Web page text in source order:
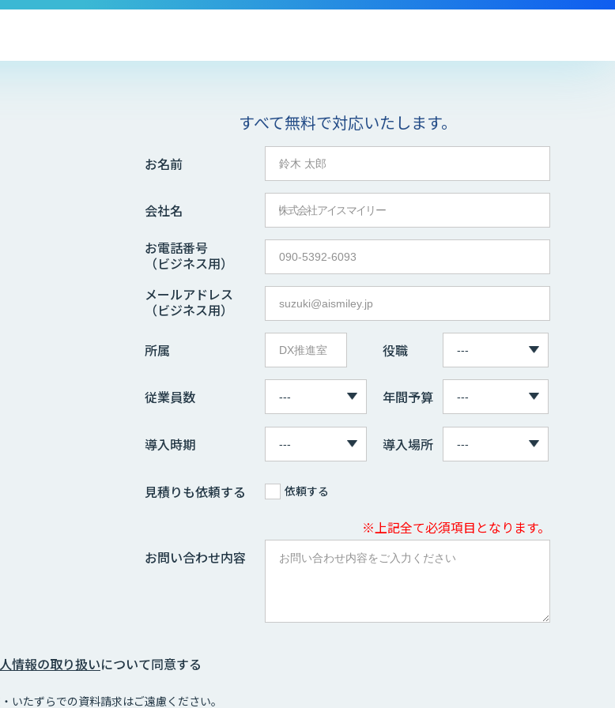
すべて無料で対応いたします。
お名前
会社名
お電話番号
（ビジネス用）
メールアドレス
（ビジネス用）
所属 役職
従業員数 年間予算
導入時期 導入場所
見積りも依頼する 依頼する
※上記全て必須項目となります。
お問い合わせ内容
情報の取り扱いについて同意する
いたずらでの資料請求はご遠慮ください。